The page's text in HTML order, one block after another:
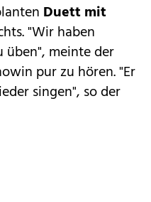
Duett mit
"Wir haben
üben", meinte der
pur zu hören. "Er
singen", so der